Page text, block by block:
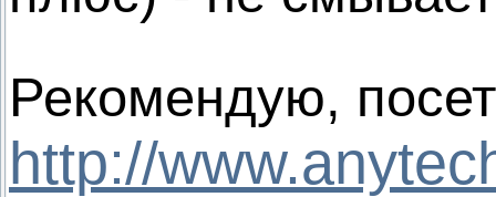
Рекомендую,
http://